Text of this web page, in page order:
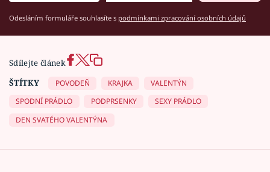
Odesláním formuláře souhlasíte s podmínkami zpracování osobních údajů
Sdílejte článek
ŠTÍTKY
POVODEŇ KRAJKA
VALENTÝN
SPODNÍ PRÁDLO
PODPRSENKY
SEXY PRÁDLO
DEN SVATÉHO VALENTÝNA